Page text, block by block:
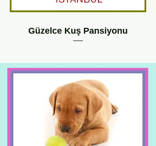
Güzelce Kuş Pansiyonu